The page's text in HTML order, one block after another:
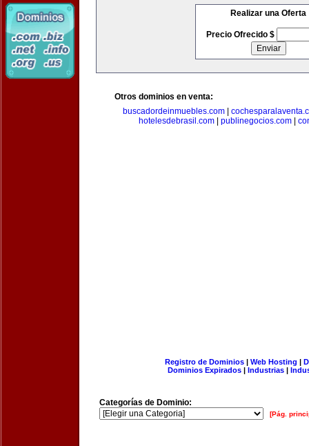
Realizar una Oferta
Precio Ofrecido $
Otros dominios en venta:
buscadordeinmuebles.com
hotelesdebrasil.com
publinegocios.com
Registro de Dominios| Web Hosting |
Dominios Expirados | Industrias |
Categorías de Dominio:
[Pág.